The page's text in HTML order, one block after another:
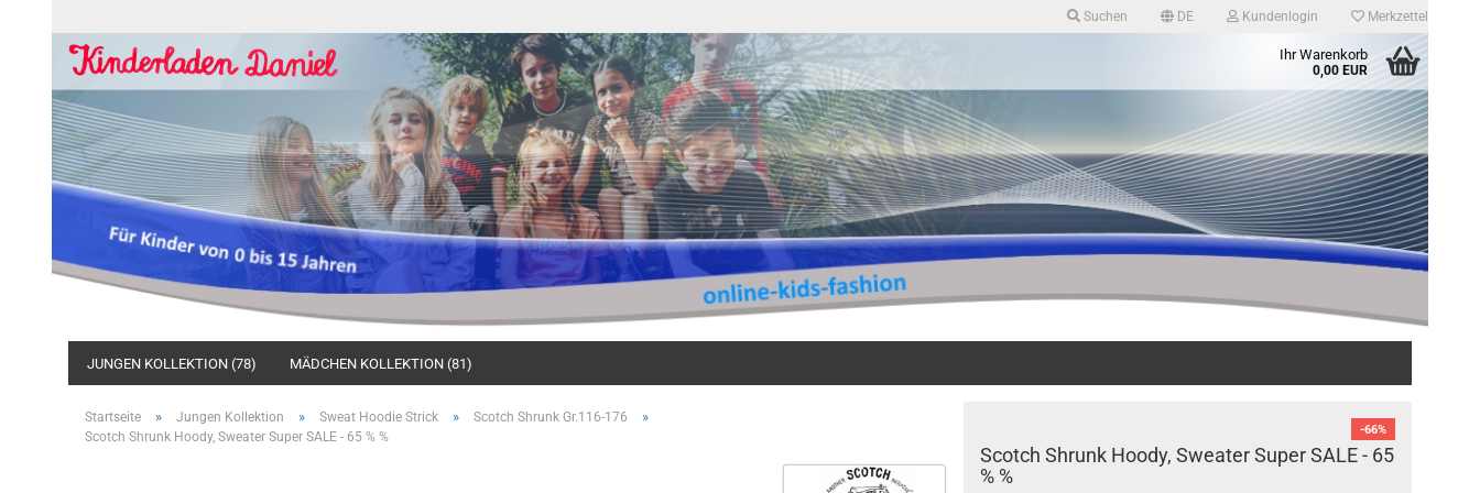
Suchen DE Kundenlogin Merkzettel
Ihr Warenkorb
0,00 EUR
JUNGEN KOLLEKTION (78) MÄDCHEN KOLLEKTION (81)
Startseite » Jungen Kollektion » Sweat Hoodie Strick » Scotch Shrunk Gr.116-176 »
Scotch Shrunk Hoody, Sweater Super SALE - 65 % % -66%
Scotch Shrunk Hoody, Sweater Super SALE - 65
% %